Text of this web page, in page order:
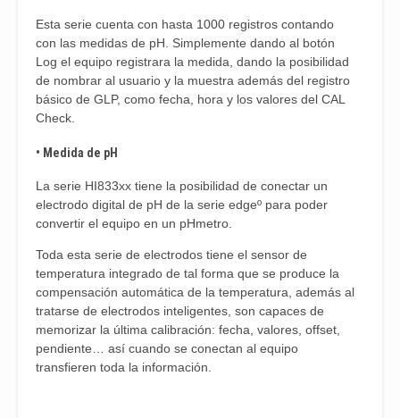
Esta serie cuenta con hasta 1000 registros contando
con las medidas de pH. Simplemente dando al botón
Log el equipo registrara la medida, dando la posibilidad
de nombrar al usuario y la muestra además del registro
básico de GLP, como fecha, hora y los valores del CAL
Check.
• Medida de pH
La serie HI833xx tiene la posibilidad de conectar un
electrodo digital de pH de la serie edgeº para poder
convertir el equipo en un pHmetro.
Toda esta serie de electrodos tiene el sensor de
temperatura integrado de tal forma que se produce la
compensación automática de la temperatura, además al
tratarse de electrodos inteligentes, son capaces de
memorizar la última calibración: fecha, valores, offset,
pendiente… así cuando se conectan al equipo
transfieren toda la información.